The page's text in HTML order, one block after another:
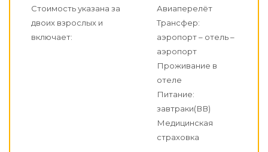
Стоимость указана за
двоих взрослых и
включает:
Авиаперелёт
Трансфер:
аэропорт – отель –
аэропорт
Проживание в
отеле
Питание:
завтраки(ВВ)
Медицинская
страховка